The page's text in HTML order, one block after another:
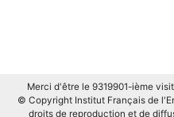
Merci d'être le 9319901-ième
© Copyright Institut Français de
droits de reproduction et de